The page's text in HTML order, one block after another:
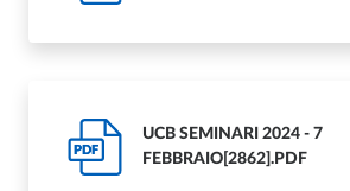
PDF
UCB SEMINARI 2024 - 7
FEBBRAIO[2862].PDF